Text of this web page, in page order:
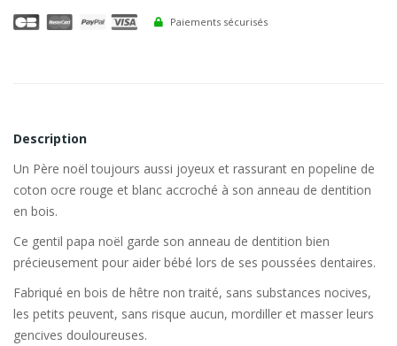
Paiements sécurisés
Description
Un Père noël toujours aussi joyeux et rassurant en popeline de
coton ocre rouge et blanc accroché à son anneau de dentition
en bois.
Ce gentil papa noël garde son anneau de dentition bien
précieusement pour aider bébé lors de ses poussées dentaires.
Fabriqué en bois de hêtre non traité, sans substances nocives,
les petits peuvent, sans risque aucun, mordiller et masser leurs
gencives douloureuses.